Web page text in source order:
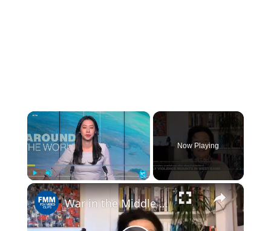
×
Play Unmute Fullscreen
Now Playing
×
War in the Middle East: Deadly violence mounts in the West Bank